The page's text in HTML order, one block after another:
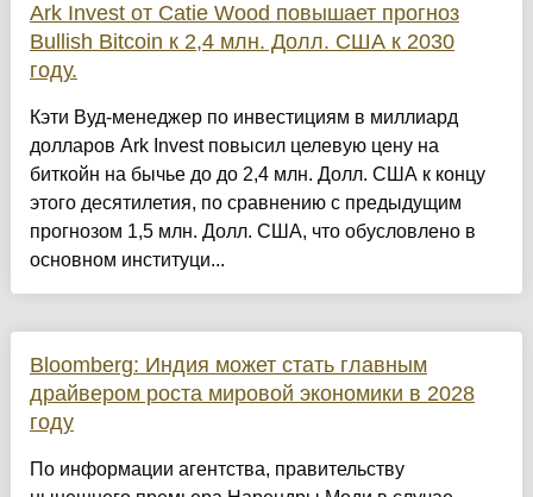
Ark Invest от Catie Wood повышает прогноз
Bullish Bitcoin к 2,4 млн. Долл. США к 2030
году.
Кэти Вуд-менеджер по инвестициям в миллиард
долларов Ark Invest повысил целевую цену на
биткойн на бычье до до 2,4 млн. Долл. США к концу
этого десятилетия, по сравнению с предыдущим
прогнозом 1,5 млн. Долл. США, что обусловлено в
основном институци...
Bloomberg: Индия может стать главным
драйвером роста мировой экономики в 2028
году
По информации агентства, правительству